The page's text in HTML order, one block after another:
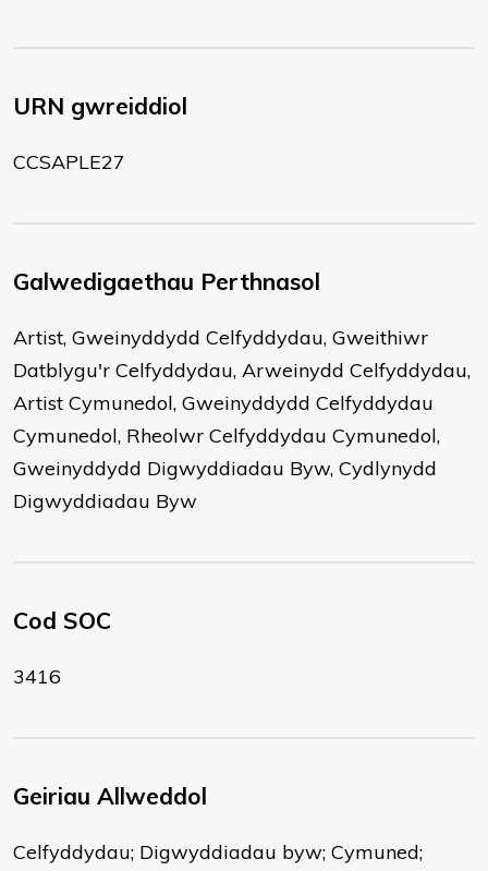
URN gwreiddiol
CCSAPLE27
Galwedigaethau Perthnasol
Artist, Gweinyddydd Celfyddydau, Gweithiwr
Datblygu'r Celfyddydau, Arweinydd Celfyddydau,
Artist Cymunedol, Gweinyddydd Celfyddydau
Cymunedol, Rheolwr Celfyddydau Cymunedol,
Gweinyddydd Digwyddiadau Byw, Cydlynydd
Digwyddiadau Byw
Cod SOC
3416
Geiriau Allweddol
Celfyddydau; Digwyddiadau byw; Cymuned;